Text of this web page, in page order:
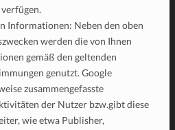
Informationen: Neben den oben
werden die von Ihnen
gemäß den geltenden
genutzt. Google
zusammengefasste
der Nutzer bzw.gibt diese
wie etwa Publisher,